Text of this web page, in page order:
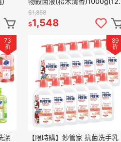
入)
$1,858
$1,548
73
折
潔
89
折
【限時購】妙管家 抗菌洗手乳